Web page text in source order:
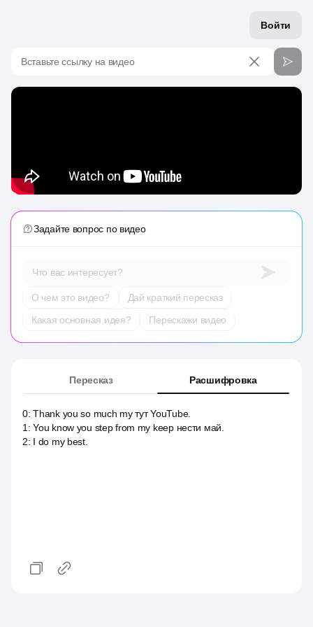
Войти
Вставьте ссылку на видео
Задайте вопрос по видео
Что вас интересует?
О чем это видео?
Дай краткий пересказ
Какая основная идея?
Перескажи видео
Пересказ Расшифровка
0:Thank you so much my тут YouTube.
1 :You know you step from my keep нести май.
2: I do my best.